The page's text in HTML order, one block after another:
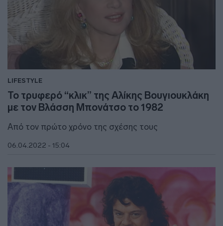
LIFESTYLE
Το τρυφερό “κλικ” της Αλίκης Βουγιουκλάκη
με τον Βλάσση Μπονάτσο το 1982
Από τον πρώτο χρόνο της σχέσης τους
06.04.2022 - 15:04